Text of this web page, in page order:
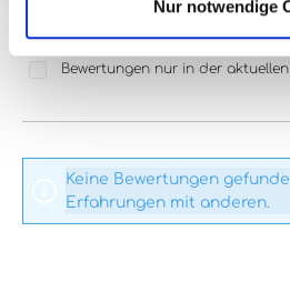
Nur notwendige
Bewertung schreiben
Bewertungen nur in der
Keine Bewertungen
Erfahrungen mit anderen.